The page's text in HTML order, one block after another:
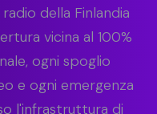
della Finlandia
vicina al 100%
ogni spoglio
e ogni emergenza
l'infrastruttura di